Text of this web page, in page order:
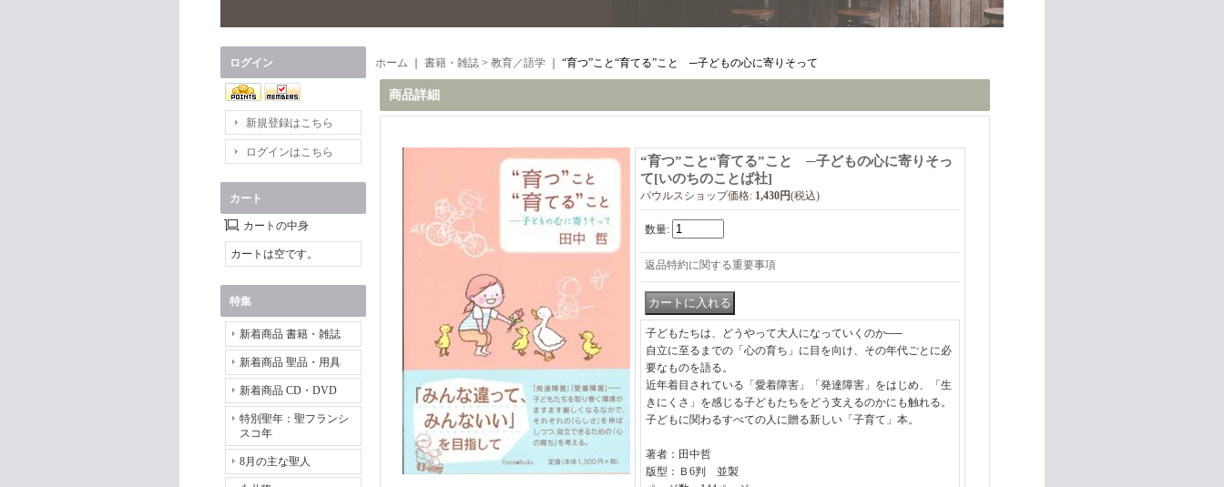
ログイン
新規登録はこちら
ログインはこちら
カート
カートの中身
カートは空です。
特集
新着商品 書籍・雑誌
新着商品 聖品・用具
新着商品 CD・DVD
特別聖年：聖フランシ
スコ年
8月の主な聖人
ホーム 書籍・雑誌 > 教育／語学 “育つ”こと“育てる”こと ─子どもの心に寄りそって
商品詳細
“育つ”こと“育てる”こと ─子どもの心に寄りそっ
て[いのちのことば社]
パウルスショップ価格: 1,430円(税込)
数量:
返品特約に関する重要事項
子どもたちは、どうやって大人になっていくのか──
自立に至るまでの「心の育ち」に目を向け、その年代ごとに必
要なものを語る。
近年着目されている「愛着障害」「発達障害」をはじめ、「生
きにくさ」を感じる子どもたちをどう支えるのかにも触れる。
子どもに関わるすべての人に贈る新しい「子育て」本。
著者：田中哲
版型：Ｂ6判 並製